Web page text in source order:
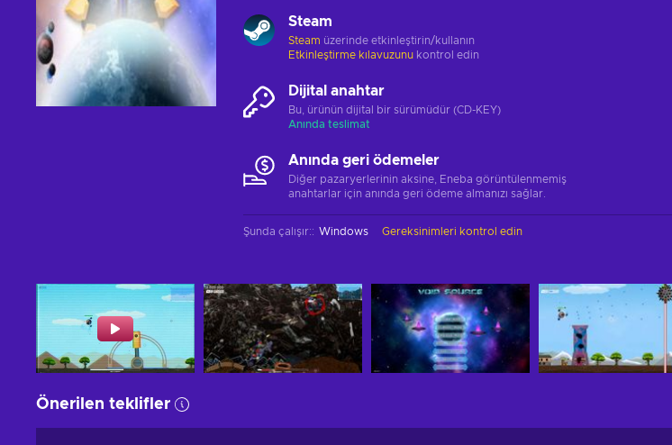
Steam
Steam üzerinde etkinleştirin/kullanın
Etkinleştirme kılavuzunu kontrol edin
Dijital anahtar
Bu, ürünün dijital bir sürümüdür (CD-KEY)
Anında teslimat
Anında geri ödemeler
Diğer pazaryerlerinin aksine, Eneba görüntülenmemiş
anahtarlar için anında geri ödeme almanızı sağlar.
Şunda çalışır:: Windows Gereksinimleri kontrol edin
Önerilen teklifler